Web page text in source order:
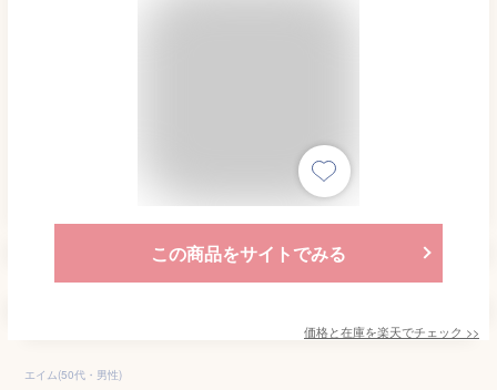
この商品をサイトでみる
価格と在庫を楽天でチェック >>
エイム(50代・男性)